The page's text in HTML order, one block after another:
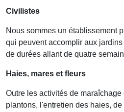
Civilistes
Nous sommes un établissement
qui peuvent accomplir aux
de durées allant de quatre
Haies, mares et fleurs
Outre les activités de
plantons, l'entretien des haies,